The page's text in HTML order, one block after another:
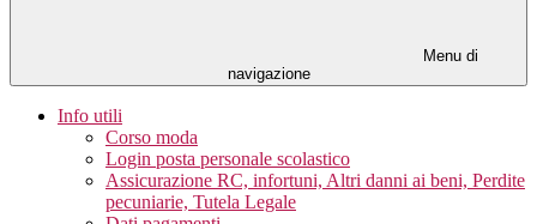
Menu di
navigazione
Info utili
Corso moda
Login posta personale scolastico
Assicurazione RC, infortuni, Altri danni ai beni, Perdite
pecuniarie, Tutela Legale